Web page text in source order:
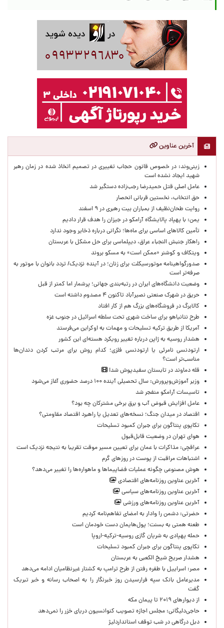
آخرین عناوین
زینی‌وند: در خصوص قانون حجاب تغییری در تصمیم اتخاذ شده در زمان رهبر
شهید ایجاد نشده است
عامل اصلی قتل حمیدرضا رجب‌زاده دستگیر شد
حق انتخاب، نخستین قربانی انحصار
روایت طحان‌نظیف از بمباران بیت رهبری در ۹ اسفند
یمن: با پهپاد پالایشگاه آرامکو در جیزان را هدف قرار دادیم
تأمین کالاهای اساسی برای ماه‌ها؛ نگرانی درباره ذخایر وجود ندارد
راهکار جنبش النجباء عراق، دیپلماسی برای حل مشکل با عربستان
ویتکاف و کوشنر «ممکن است» به مسکو بروند
صدورگواهینامه موتورسیکلت برای زنان؛ در آینده نزدیک/ تردد بانوان با موتور به‌
صرفه‌تر است
وضعیت دانشگاه‌های ایران در رتبه‌بندی جهانی؛ پرشمار اما کمتر از قبل
حریق در شهرک صنعتی نصیرآباد تاکنون ۴ مصدوم داشته است
کالابرگ در فروشگاه‌های بزرگ هم از کار افتاد
طرح نتانیاهو برای ساخت شهری تحت سلطه اسرائیل در جنوب غزه
آمریکا از طریق ترکیه تسلیحات و مهمات به اوکراین می‌فرستد
هشدار روسیه به ژاپن درباره تغییر رویکرد هسته‌ای این کشور
ارتودنسی نامرئی یا ارتودنسی فلزی؛ کدام روش برای مرتب کردن دندان‌ها
مناسب‌تر است؟
قله دماوند در تابستان سفیدپوش شد!
وزیر آموزش‌وپرورش: سال تحصیلی آینده ۱۰۰ درصد حضوری آغاز می‌شود
تاسیسات آرامکو منفجر شد
عامل افزایش قبوض آب و برق برخی مشترکان چه بود؟
اقتصاد در میدان جنگ؛ نسخه‌های تعدیل یا راهبرد اقتصاد مقاومتی؟
تکاپوی پنتاگون برای جبران کمبود تسلیحات
هوای تهران در وضعیت قابل‌قبول
عراقچی: مذاکرات با عمان برای تعیین مسیر موقت تقریبا به نتیجه نزدیک است
اشتباهات مراقبت از پوست در روزهای گرم
هوش مصنوعی چگونه عملیات فضاپیماها و ماهواره‌ها را تغییر می‌دهد؟
آخرین عناوین روزنامه‌های اقتصادی
آخرین عناوین روزنامه‌های سیاسی
آخرین عناوین روزنامه‌های ورزشی
حضرتی: دشمن را وادار به امضای تفاهم‌نامه کردیم
طعنه همتی به بسنت؛ پول‌هایمان دست خودمان است
حمله پهپادی به شریان گازی روسیه-ترکیه-اروپا
تکاپوی پنتاگون برای جبران کمبود تسلیحات
هشدار صریح شیخ الکعبی به عربستان
مصر: اسراییل با طفره رفتن از طرح ترامپ به کشتار غیرنظامیان ادامه می‌دهد
مدیرعامل بانک سپه فرارسیدن روز خبرنگار را به اصحاب رسانه و خبر تبریک
گفت
از دیوارهای ۲۰۱۹ تا پیمان مکه
حاجی‌دلیگانی: مجلس اجازه تصویب کنوانسیون دریای خزر را نمی‌دهد
دبل درگاهی در شب توقف استانداردلیژ